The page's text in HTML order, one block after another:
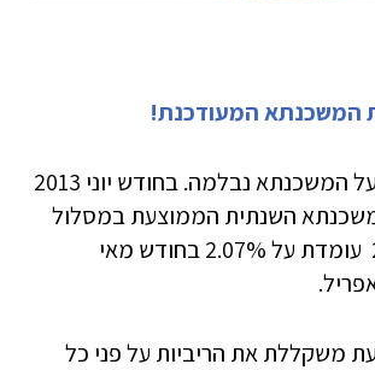
המשכנתא המעודכנת!
הירידה בריבית על המשכנתא נבלמה. בחודש יוני 2013
השנתית הממוצעת במסלול
הצמוד על 2.1% עומדת על 2.07% בחודש מאי
משקללת את הריביות על פני כל